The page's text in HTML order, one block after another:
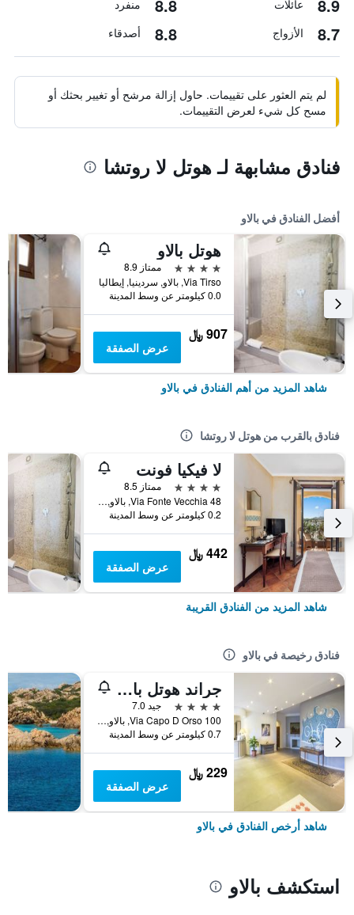
8.9 عائلات 8.8 منفرد
8.7 الأزواج 8.8 أصدقاء
لم يتم العثور على تقييمات. حاول إزالة مرشح أو تغيير بحثك أو
مسح كل شيء لعرض التقييمات.
فنادق مشابهة لـ هوتل لا روتشا
أفضل الفنادق في بالاو
هوتل بالاو
4 نجوم
ممتاز 8.9
Via Tirso, بالاو, سردينيا, إيطاليا
0.0 كيلومتر عن وسط المدينة
907 ﷼
عرض الصفقة
شاهد المزيد من أهم الفنادق في بالاو
فنادق بالقرب من هوتل لا روتشا
لا فيكيا فونت
4 نجوم
ممتاز 8.5
Via Fonte Vecchia 48, بالاو, سردينيا, إيطاليا
0.2 كيلومتر عن وسط المدينة
442 ﷼
عرض الصفقة
شاهد المزيد من الفنادق القريبة
فنادق رخيصة في بالاو
جراند هوتل بالاو
4 نجوم
جيد 7.0
Via Capo D Orso 100, بالاو, سردينيا, إيطاليا
0.7 كيلومتر عن وسط المدينة
229 ﷼
عرض الصفقة
شاهد أرخص الفنادق في بالاو
استكشف بالاو